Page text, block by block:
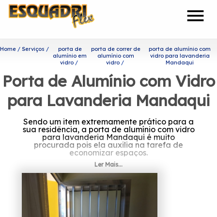
menu
Home Serviços
porta de
alumínio em
vidro
porta de correr de
alumínio com
vidro
porta de alumínio com
vidro para lavanderia
Mandaqui
Porta de Alumínio com Vidro
para Lavanderia Mandaqui
Sendo um item extremamente prático para a
sua residência, a porta de alumínio com vidro
para lavanderia Mandaqui é muito
procurada pois ela auxilia na tarefa de
economizar espaços.
Saiba onde encontrar porta
de alumínio com vidro para
lavanderia Mandaqui
Com a sua fundação em 2002, a Esquadriflex
Ler Mais...